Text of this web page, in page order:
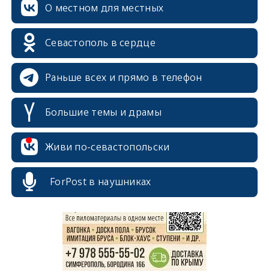
О местном для местных
Севастополь в сердце
Раньше всех и прямо в телефон
Большие темы и драмы
Живи по-севастопольски
ForPost в наушниках
erid: 2SDnjdPjgYS